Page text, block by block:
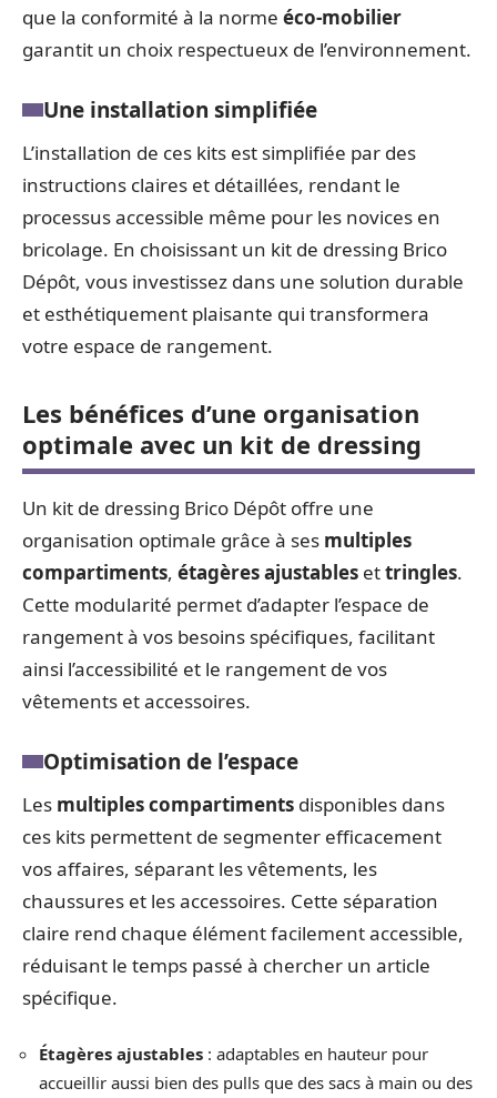
que la conformité à la norme éco-mobilier
garantit un choix respectueux de l’environnement.
Une installation simplifiée
L’installation de ces kits est simplifiée par des
instructions claires et détaillées, rendant le
processus accessible même pour les novices en
bricolage. En choisissant un kit de dressing Brico
Dépôt, vous investissez dans une solution durable
et esthétiquement plaisante qui transformera
votre espace de rangement.
Les bénéfices d’une organisation
optimale avec un kit de dressing
Un kit de dressing Brico Dépôt offre une
organisation optimale grâce à ses multiples
compartiments, étagères ajustables ettringles.
Cette modularité permet d’adapter l’espace de
rangement à vos besoins spécifiques, facilitant
ainsi l’accessibilité et le rangement de vos
vêtements et accessoires.
Optimisation de l’espace
Les multiples compartiments disponibles dans
ces kits permettent de segmenter efficacement
vos affaires, séparant les vêtements, les
chaussures et les accessoires. Cette séparation
claire rend chaque élément facilement accessible,
réduisant le temps passé à chercher un article
spécifique.
Étagères ajustables : adaptables en hauteur pour
accueillir aussi bien des pulls que des sacs à main ou des